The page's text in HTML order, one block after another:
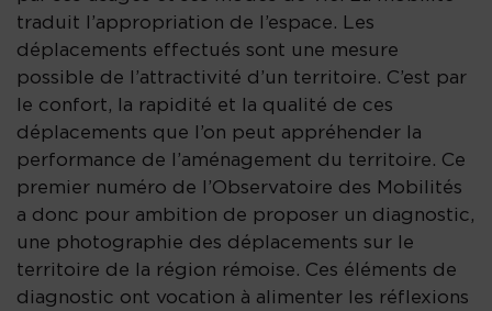
traduit l’appropriation de l’espace. Les
déplacements effectués sont une mesure
possible de l’attractivité d’un territoire. C’est par
le confort, la rapidité et la qualité de ces
déplacements que l’on peut appréhender la
performance de l’aménagement du territoire. Ce
premier numéro de l’Observatoire des Mobilités
a donc pour ambition de proposer un diagnostic,
une photographie des déplacements sur le
territoire de la région rémoise. Ces éléments de
diagnostic ont vocation à alimenter les réflexions